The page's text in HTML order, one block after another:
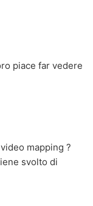
piace far vedere
mapping ?
svolto di